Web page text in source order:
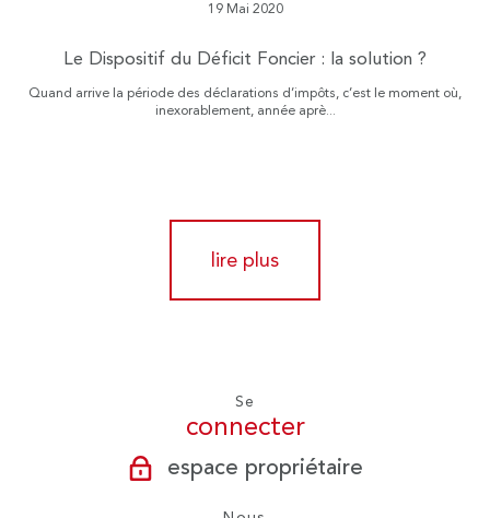
19 Mai 2020
Le Dispositif du Déficit Foncier : la solution ?
Quand arrive la période des déclarations d’impôts, c’est le moment où,
inexorablement, année aprè...
lire plus
Se
connecter
espace propriétaire